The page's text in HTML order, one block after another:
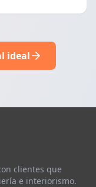
ideal
clientes que
e interiorismo.